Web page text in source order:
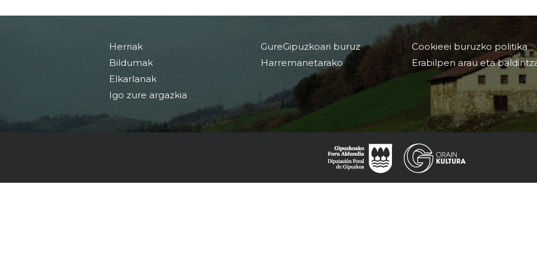
Herriak
Bildumak
Elkarlanak
Igo zure argazkia
GureGipuzkoari buruz
Harremanetarako
Cookieei buruzko politika
Erabilpen arau eta